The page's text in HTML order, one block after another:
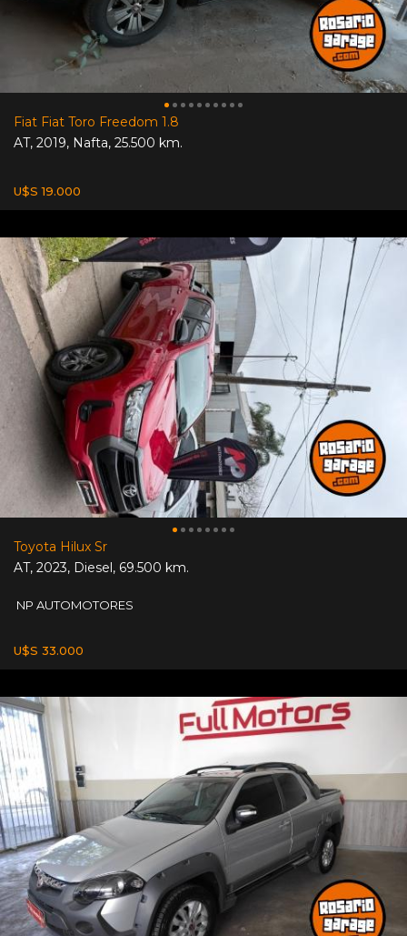
Fiat Fiat Toro Freedom 1.8
AT, 2019, Nafta, 25.500 km.
U$S 19.000
Toyota Hilux Sr
AT, 2023, Diesel, 69.500 km.
NP AUTOMOTORES
U$S 33.000